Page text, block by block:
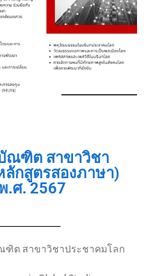
ณฑิต สาขาวิชา
กสูตรสองภาษา)
.ศ. 2567
ฑิต สาขาวิชาประชาคมโลก